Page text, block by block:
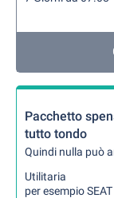
Pacchetto
tutto tondo
Quindi nulla può
Utilitaria
per esempio